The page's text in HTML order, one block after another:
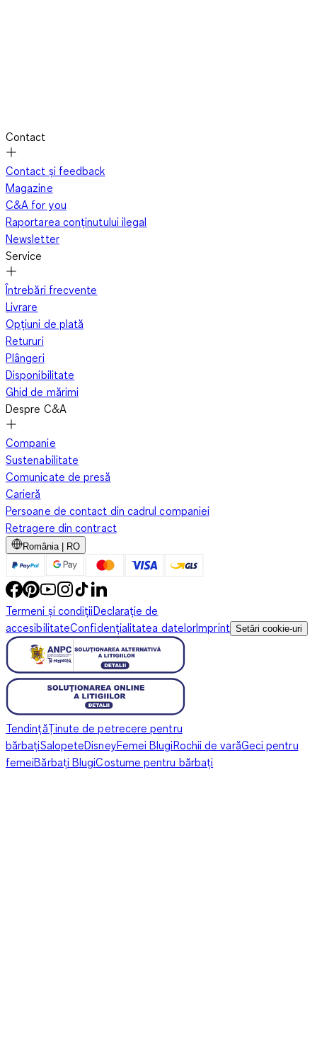
Contact
Contact și feedback
Magazine
C&A for you
Raportarea conținutului ilegal
Newsletter
Service
Întrebări frecvente
Livrare
Opțiuni de plată
Retururi
Plângeri
Disponibilitate
Ghid de mărimi
Despre C&A
Companie
Sustenabilitate
Comunicate de presă
Carieră
Persoane de contact din cadrul companiei
Retragere din contract
România | RO
Termeni și condițiiDeclarație de
accesibilitateConfidențialitatea datelorImprint Setări cookie-uri
TendințăȚinute de petrecere pentru
bărbațiSalopeteDisneyFemei BlugiRochii de varăGeci pentru
femeiBărbați BlugiCostume pentru bărbați